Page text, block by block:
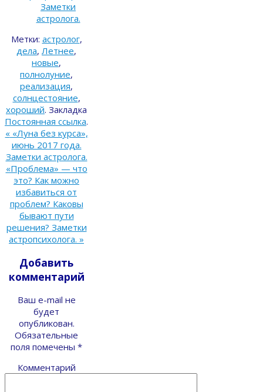
Заметки
астролога.
Метки: астролог,
дела, Летнее,
новые,
полнолуние,
реализация,
солнцестояние,
хороший. Закладка
Постоянная ссылка.
««Луна без курса»,
июнь 2017 года.
Заметки астролога.
«Проблема» — что
это? Как можно
избавиться от
проблем? Каковы
бывают пути
решения? Заметки
астропсихолога. »
Добавить
комментарий
Ваш e-mail не
будет
опубликован.
Обязательные
поля помечены *
Комментарий